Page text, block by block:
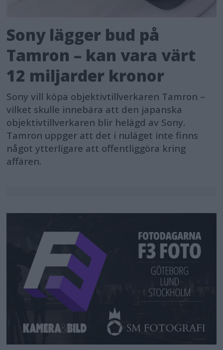
Sony lägger bud på
Tamron – kan vara värt
12 miljarder kronor
Sony vill köpa objektivtillverkaren Tamron –
vilket skulle innebära att den japanska
objektivtillverkaren blir helägd av Sony.
Tamron uppger att det i nuläget inte finns
något ytterligare att offentliggöra kring
affären.